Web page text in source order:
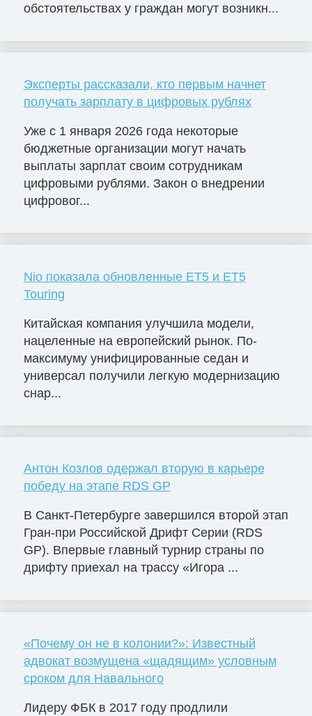
обстоятельствах у граждан могут возникн...
Эксперты рассказали, кто первым начнет
получать зарплату в цифровых рублях
Уже с 1 января 2026 года некоторые
бюджетные организации могут начать
выплаты зарплат своим сотрудникам
цифровыми рублями. Закон о внедрении
цифровог...
Nio показала обновленные ET5 и ET5
Touring
Китайская компания улучшила модели,
нацеленные на европейский рынок. По-
максимуму унифицированные седан и
универсал получили легкую модернизацию
снар...
Антон Козлов одержал вторую в карьере
победу на этапе RDS GP
В Санкт-Петербурге завершился второй этап
Гран-при Российской Дрифт Серии (RDS
GP). Впервые главный турнир страны по
дрифту приехал на трассу «Игора ...
«Почему он не в колонии?»: Известный
адвокат возмущена «щадящим» условным
сроком для Навального
Лидеру ФБК в 2017 году продлили